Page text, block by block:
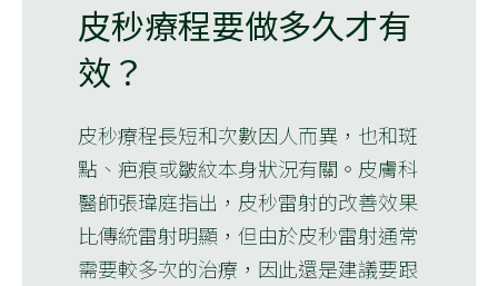
皮秒療程要做多久才有
效？
皮秒療程長短和次數因人而異，也和斑
點、疤痕或皺紋本身狀況有關。皮膚科
醫師張瑋庭指出，皮秒雷射的改善效果
比傳統雷射明顯，但由於皮秒雷射通常
需要較多次的治療，因此還是建議要跟